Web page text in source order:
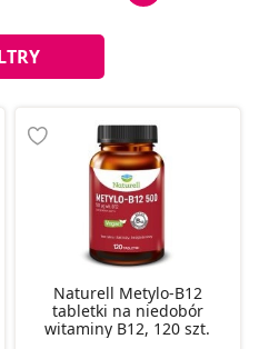
Naturell Metylo-B12
tabletki na niedobór
witaminy B12, 120 szt.